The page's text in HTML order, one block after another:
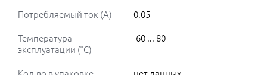
Потребляемый ток (А)
0.05
Температура
эксплуатации (°C)
-60 ... 80